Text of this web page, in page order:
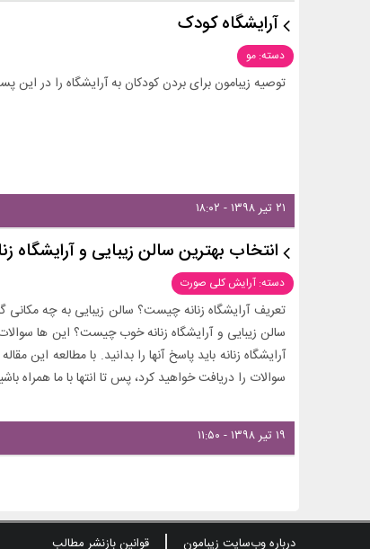
آرایشگاه کودک
دسته: مو
توصیه زیبامون برای بردن کودکان به آرایشگاه را در این
۲۱ تیر ۱۳۹۸ - ۱۸:۰۲
انتخاب بهترین سالن زیبایی و آرایشگاه
دسته: آرایش کلی صورت
تعریف آرایشگاه زنانه چیست؟ سالن زیبایی به چه
سالن زیبایی و آرایشگاه زنانه خوب چیست؟ این ها
آرایشگاه زنانه باید پاسخ آنها را بدانید. با مطالعه
سوالات را دریافت خواهید کرد، پس تا انتها با ما همراه
۱۹ تیر ۱۳۹۸ - ۱۱:۵۰
درباره وب‌سایت زیبامون قوانین بازنشر مطالب